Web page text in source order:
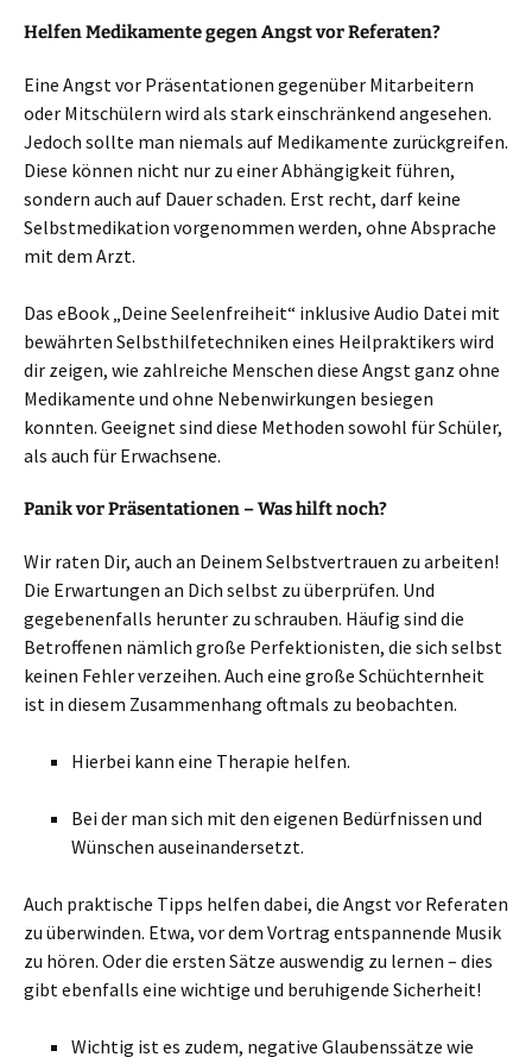
Helfen Medikamente gegen Angst vor Referaten?
Eine Angst vor Präsentationen gegenüber Mitarbeitern
oder Mitschülern wird als stark einschränkend angesehen.
Jedoch sollte man niemals auf Medikamente zurückgreifen.
Diese können nicht nur zu einer Abhängigkeit führen,
sondern auch auf Dauer schaden. Erst recht, darf keine
Selbstmedikation vorgenommen werden, ohne Absprache
mit dem Arzt.
Das eBook „Deine Seelenfreiheit“ inklusive Audio Datei mit
bewährten Selbsthilfetechniken eines Heilpraktikers wird
dir zeigen, wie zahlreiche Menschen diese Angst ganz ohne
Medikamente und ohne Nebenwirkungen besiegen
konnten. Geeignet sind diese Methoden sowohl für Schüler,
als auch für Erwachsene.
Panik vor Präsentationen – Was hilft noch?
Wir raten Dir, auch an Deinem Selbstvertrauen zu arbeiten!
Die Erwartungen an Dich selbst zu überprüfen. Und
gegebenenfalls herunter zu schrauben. Häufig sind die
Betroffenen nämlich große Perfektionisten, die sich selbst
keinen Fehler verzeihen. Auch eine große Schüchternheit
ist in diesem Zusammenhang oftmals zu beobachten.
Hierbei kann eine Therapie helfen.
Bei der man sich mit den eigenen Bedürfnissen und
Wünschen auseinandersetzt.
Auch praktische Tipps helfen dabei, die Angst vor Referaten
zu überwinden. Etwa, vor dem Vortrag entspannende Musik
zu hören. Oder die ersten Sätze auswendig zu lernen – dies
gibt ebenfalls eine wichtige und beruhigende Sicherheit!
Wichtig ist es zudem, negative Glaubenssätze wie